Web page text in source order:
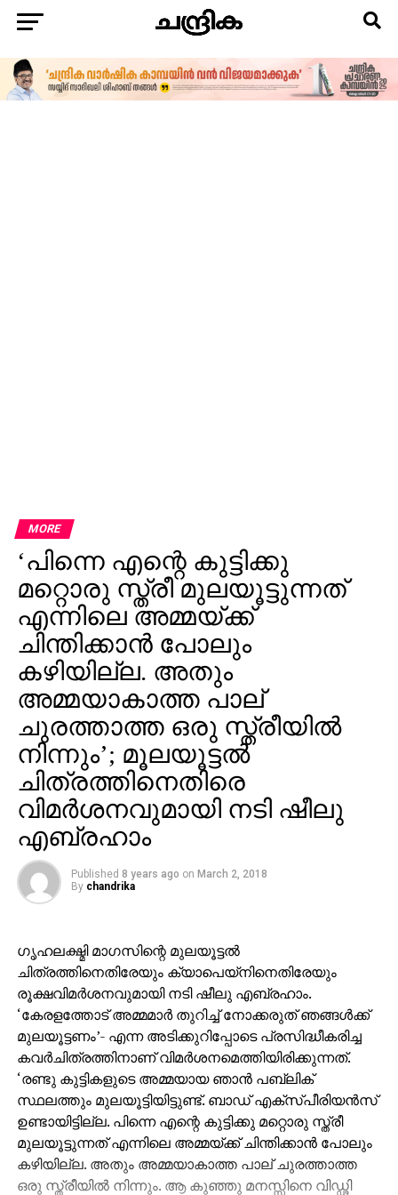
MORE
‘പിന്നെ എന്റെ കുട്ടിക്കു
മറ്റൊരു സ്ത്രീ മുലയൂട്ടുന്നത്
എന്നിലെ അമ്മയ്ക്ക്
ചിന്തിക്കാന്‍ പോലും
കഴിയില്ല. അതും
അമ്മയാകാത്ത പാല്
ചുരത്താത്ത ഒരു സ്ത്രീയില്‍
നിന്നും’; മൂലയൂട്ടല്‍
ചിത്രത്തിനെതിരെ
വിമര്‍ശനവുമായി നടി ഷീലു
എബ്രഹാം
Published 8 years ago on March 2, 2018
By chandrika
ഗൃഹലക്ഷ്മി മാഗസിന്റെ മുലയൂട്ടല്‍
ചിത്രത്തിനെതിരേയും ക്യാപെയ്‌നിനെതിരേയും
രൂക്ഷവിമര്‍ശനവുമായി നടി ഷീലു എബ്രഹാം.
‘കേരളത്തോട് അമ്മമാര്‍ തുറിച്ച് നോക്കരുത് ഞങ്ങള്‍ക്ക്
മുലയൂട്ടണം’- എന്ന അടിക്കുറിപ്പോടെ പ്രസിദ്ധീകരിച്ച
കവര്‍ചിത്രത്തിനാണ് വിമര്‍ശനമെത്തിയിരിക്കുന്നത്.
‘രണ്ടു കുട്ടികളുടെ അമ്മയായ ഞാന്‍ പബ്ലിക്
സ്ഥലത്തും മുലയൂട്ടിയിട്ടുണ്ട്. ബാഡ് എക്‌സ്പീരിയന്‍സ്
ഉണ്ടായിട്ടില്ല. പിന്നെ എന്റെ കുട്ടിക്കു മറ്റൊരു സ്ത്രീ
മുലയൂട്ടുന്നത് എന്നിലെ അമ്മയ്ക്ക് ചിന്തിക്കാന്‍ പോലും
കഴിയില്ല. അതും അമ്മയാകാത്ത പാല് ചുരത്താത്ത
ഒരു സ്ത്രീയില്‍ നിന്നും. ആ കുഞ്ഞു മനസ്സിനെ വിഡ്ഢി